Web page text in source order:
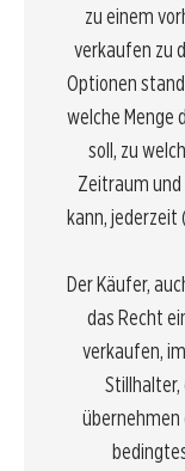
zu einem
verkaufen zu
Optionen
welche Menge
soll, zu
Zeitraum
kann,
Der Käufer,
das Recht
verkaufen,
Stillhalter,
übernehmen